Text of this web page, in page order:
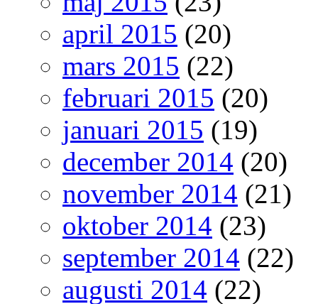
april 2015 (20)
mars 2015 (22)
februari 2015 (20)
januari 2015 (19)
december 2014 (20)
november 2014 (21)
oktober 2014 (23)
september 2014 (22)
augusti 2014 (22)